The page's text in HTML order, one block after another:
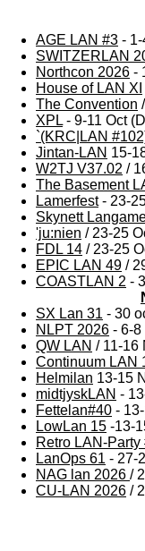
AGE LAN #3 -
SWITZERLAN
Northcon 2026 -
House of LAN XI
The Convention
XPL - 9-11 Oct
`(KRC|LAN
Jintan-LAN 15-
W2TJ V37.02 /
The Basement
Lamerfest- 23-
Skynett
'ju:nien / 23-25
FDL 14 / 23-25
EPIC LAN 49 /
COASTLAN 2 -
SX Lan 31 - 30
NLPT 2026 - 6-8
QW LAN / 11-16
Continuum LAN
Helmilan 13-15
midtjyskLAN -
Fettelan#40 -
LowLan 15 -13-
Retro LAN-Party
LanOps 61 - 27-
NAG lan 2026 /
CU-LAN 2026 /